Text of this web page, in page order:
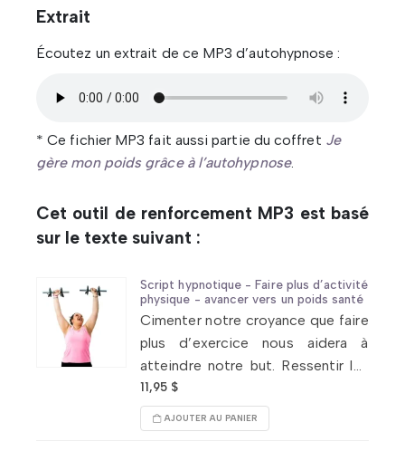
Extrait
Écoutez un extrait de ce MP3 d’autohypnose :
* Ce fichier MP3 fait aussi partie du coffret Je
gère mon poids grâce à l’autohypnose.
Cet outil de renforcement MP3 est basé
sur le texte suivant :
Script hypnotique - Faire plus d’activité
physique - avancer vers un poids santé
Cimenter notre croyance que faire
plus d’exercice nous aidera à
atteindre notre but. Ressentir les
effets agréables d’une activité
physique. Programmer chez nous
le rêve d’exercice. Saisir chaque
11,95 $
AJOUTER AU PANIER